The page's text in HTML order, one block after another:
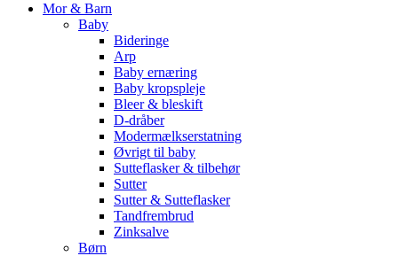
Mor & Barn
Baby
Bideringe
Arp
Baby ernæring
Baby kropspleje
Bleer & bleskift
D-dråber
Modermælkserstatning
Øvrigt til baby
Sutteflasker & tilbehør
Sutter
Sutter & Sutteflasker
Tandfrembrud
Zinksalve
Børn